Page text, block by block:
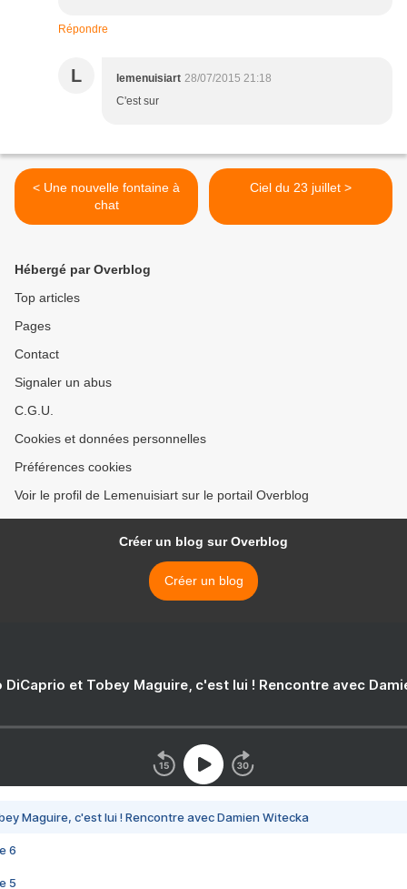
Répondre
L lemenuisiart 28/07/2015 21:18
C'est sur
< Une nouvelle fontaine à
chat
Ciel du 23 juillet >
Hébergé par Overblog
Top articles
Pages
Contact
Signaler un abus
C.G.U.
Cookies et données personnelles
Préférences cookies
Voir le profil de Lemenuisiart sur le portail Overblog
Créer un blog sur Overblog
Créer un blog
DiCaprio et Tobey Maguire, c'est lui ! Rencontre avec
Maguire, c'est lui ! Rencontre avec Damien Witecka
6
5